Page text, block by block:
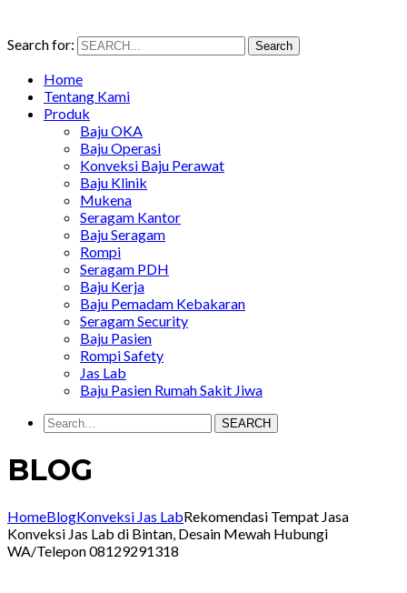
Search for: Search
Home
Tentang Kami
Produk
Baju OKA
Baju Operasi
Konveksi Baju Perawat
Baju Klinik
Mukena
Seragam Kantor
Baju Seragam
Rompi
Seragam PDH
Baju Kerja
Baju Pemadam Kebakaran
Seragam Security
Baju Pasien
Rompi Safety
Jas Lab
Baju Pasien Rumah Sakit Jiwa
SEARCH
BLOG
HomeBlogKonveksi Jas LabRekomendasi Tempat Jasa
Konveksi Jas Lab di Bintan, Desain Mewah Hubungi
WA/Telepon 08129291318